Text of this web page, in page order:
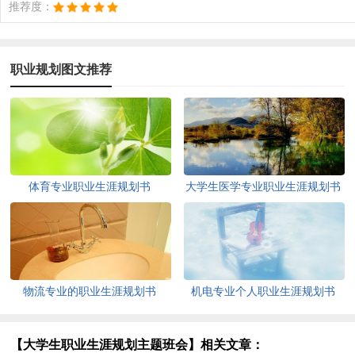
推荐度：
职业规划图文推荐
体育专业职业生涯规划书 大学生医学专业职业生涯规划书
物流专业的职业生涯规划书
机电专业个人职业生涯规划书
【大学生职业生涯规划主题班会】相关文章：